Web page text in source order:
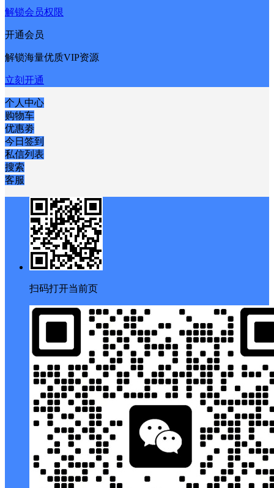
下载海报：
海报创建中
解锁会员权限
开通会员
解锁海量优质VIP资源
立刻开通
个人中心
购物车
今日签到
私信列表
扫码打开当前页